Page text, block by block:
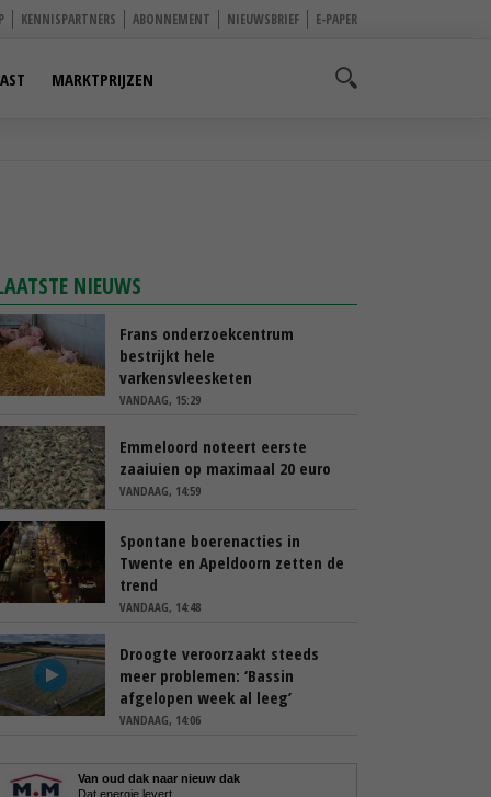
KENNISPARTNERS ABONNEMENT NIEUWSBRIEF E-PAPER
MARKTPRIJZEN
NIEUWS
Frans onderzoekcentrum
bestrijkt hele
varkensvleesketen
VANDAAG, 15:29
Emmeloord noteert eerste
zaaiuien op maximaal 20 euro
VANDAAG, 14:59
Spontane boerenacties in
Twente en Apeldoorn zetten de
trend
VANDAAG, 14:48
Droogte veroorzaakt steeds
meer problemen: ‘Bassin
afgelopen week al leeg’
VANDAAG, 14:06
Van oud dak naar nieuw dak
Dat energie levert.